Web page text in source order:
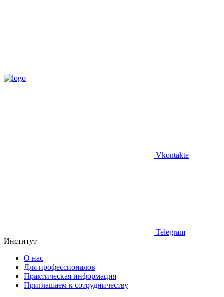
Vkontakte
Telegram
Институт
О нас
Для профессионалов
Практическая информация
Приглашаем к сотрудничеству